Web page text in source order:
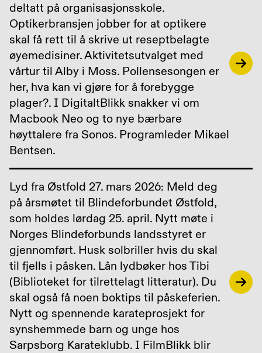
deltatt på organisasjonsskole.
Optikerbransjen jobber for at optikere
skal få rett til å skrive ut reseptbelagte
øyemedisiner. Aktivitetsutvalget med
vårtur til Alby i Moss. Pollensesongen er
her, hva kan vi gjøre for å forebygge
plager?. I DigitaltBlikk snakker vi om
Macbook Neo og to nye bærbare
høyttalere fra Sonos. Programleder Mikael
Bentsen.
Lyd fra Østfold 27. mars 2026: Meld deg
på årsmøtet til Blindeforbundet Østfold,
som holdes lørdag 25. april. Nytt møte i
Norges Blindeforbunds landsstyret er
gjennomført. Husk solbriller hvis du skal
til fjells i påsken. Lån lydbøker hos Tibi
(Biblioteket for tilrettelagt litteratur). Du
skal også få noen boktips til påskeferien.
Nytt og spennende karateprosjekt for
synshemmede barn og unge hos
Sarpsborg Karateklubb. I FilmBlikk blir